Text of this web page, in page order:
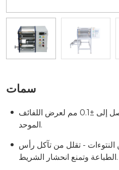
سمات
تقطيع عالي الدقة - تفاوت يصل إلى ±0.1 مم لعرض اللفائف
الموحد.
- تقلل من تآكل رأس
الطباعة وتمنع انحشار الشريط.